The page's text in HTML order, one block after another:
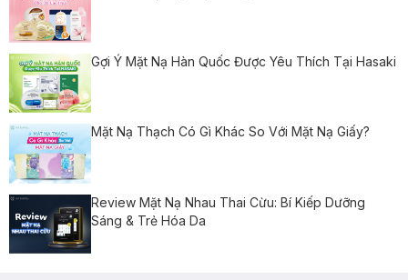
Gợi Ý Mặt Nạ Hàn Quốc Được Yêu Thích Tại Hasaki
Mặt Nạ Thạch Có Gì Khác So Với Mặt Nạ Giấy?
Review Mặt Nạ Nhau Thai Cừu: Bí Kiếp Dưỡng
Sáng & Trẻ Hóa Da